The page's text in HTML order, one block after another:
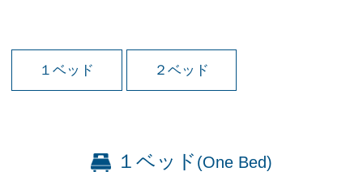
１ベッド ２ベッド
１ベッド (One Bed)